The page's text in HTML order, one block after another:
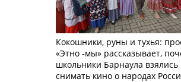
Кокошники, руны и тухья:
«Этно -мы» рассказывает,
школьники Барнаула взялись
снимать кино о народах